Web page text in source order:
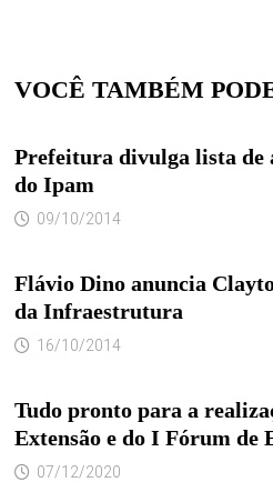
VOCÊ TAMBÉM
Prefeitura divulga lista de
do Ipam
09/10/2014
Flávio Dino anuncia
da Infraestrutura
16/10/2014
Tudo pronto para a
Extensão e do I Fórum de
07/12/2020